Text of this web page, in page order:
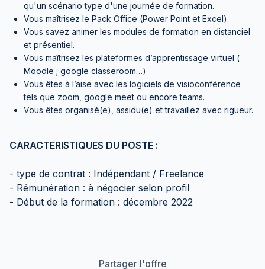
qu'un scénario type d'une journée de formation.
Vous maîtrisez le Pack Office (Power Point et Excel).
Vous savez animer les modules de formation en distanciel
et présentiel.
Vous maîtrisez les plateformes d’apprentissage virtuel (
Moodle ; google classeroom…)
Vous êtes à l’aise avec les logiciels de visioconférence
tels que zoom, google meet ou encore teams.
Vous êtes organisé(e), assidu(e) et travaillez avec rigueur.
CARACTERISTIQUES DU POSTE :
- type de contrat : Indépendant / Freelance
- Rémunération : à négocier selon profil
- Début de la formation : décembre 2022
Partager l'offre